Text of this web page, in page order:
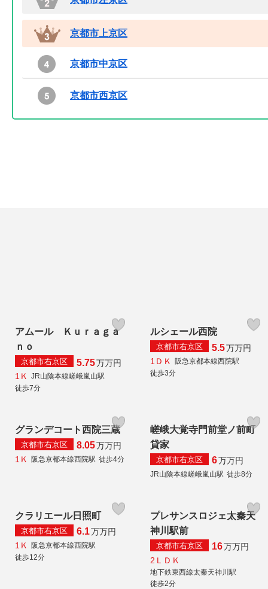
京都市上京区
京都市中京区
京都市西京区
アムール Ｋｕｒａｇａ
ｎｏ
京都市右京区 5.75万万円
1Ｋ
JR山陰本線嵯峨嵐山駅
徒歩7分
ルシェール西院
京都市右京区 5.5万万円
1ＤＫ
阪急京都本線西院駅
徒歩3分
グランデコート西院三蔵
京都市右京区 8.05万万円
1Ｋ
阪急京都本線西院駅 徒歩4分
嵯峨大覚寺門前堂ノ前町
貸家
京都市右京区 6万万円
JR山陰本線嵯峨嵐山駅 徒歩8分
クラリエール日照町
京都市右京区 6.1万万円
1Ｋ
阪急京都本線西院駅
徒歩12分
プレサンスロジェ太秦天
神川駅前
京都市右京区 16万万円
2ＬＤＫ
地下鉄東西線太秦天神川駅
徒歩2分